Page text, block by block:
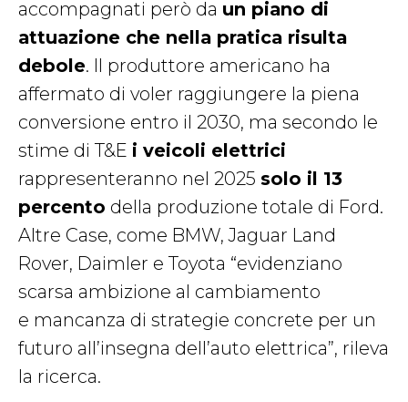
accompagnati però da un piano di
attuazione che nella pratica risulta
debole. Il produttore americano ha
affermato di voler raggiungere la piena
conversione entro il 2030, ma secondo le
stime di T&E i veicoli elettrici
rappresenteranno nel 2025 solo il 13
percento della produzione totale di Ford.
Altre Case, come BMW, Jaguar Land
Rover, Daimler e Toyota “evidenziano
scarsa ambizione al cambiamento
e mancanza di strategie concrete per un
futuro all’insegna dell’auto elettrica”, rileva
la ricerca.